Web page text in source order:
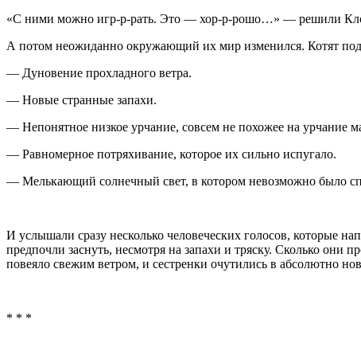
«С ними можно игр-р-рать. Это — хор-р-рошо…» — решили
А потом неожиданно окружающий их мир изменился. Котят
— Дуновение прохладного ветра.
— Новые странные запахи.
— Непонятное низкое урчание, совсем не похожее на урчание
— Равномерное потряхивание, которое их сильно испугало.
— Мелькающий солнечный свет, в котором невозможно было
И услышали сразу несколько человеческих голосов, которые
предпочли заснуть, несмотря на запахи и тряску. Сколько они
повеяло свежим ветром, и сестренки очутились в абсолютно
* * *